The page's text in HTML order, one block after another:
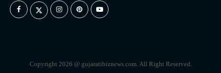
Copyright 2026 @ gujaratibiznews.com. All Right Reserved.